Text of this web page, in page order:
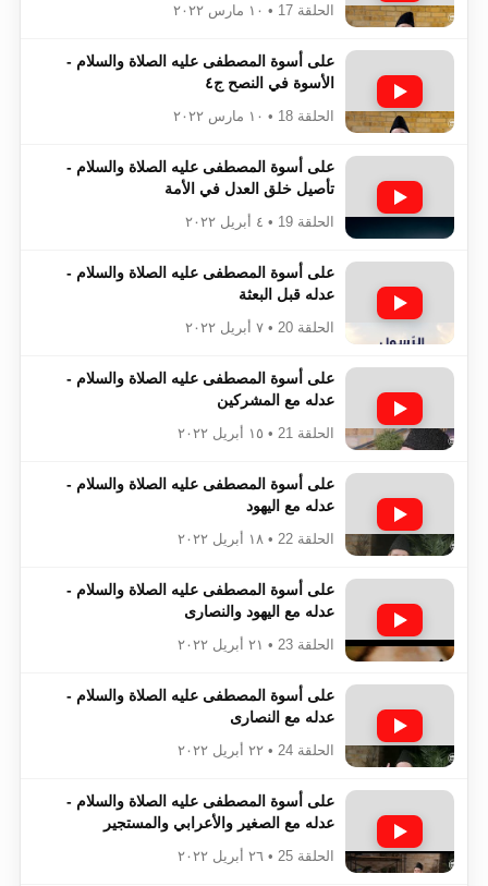
الحلقة 17 • ١٠ مارس ٢٠٢٢
على أسوة المصطفى عليه الصلاة والسلام -
الأسوة في النصح ج٤
الحلقة 18 • ١٠ مارس ٢٠٢٢
على أسوة المصطفى عليه الصلاة والسلام -
تأصيل خلق العدل في الأمة
الحلقة 19 • ٤ أبريل ٢٠٢٢
على أسوة المصطفى عليه الصلاة والسلام -
عدله قبل البعثة
الحلقة 20 • ٧ أبريل ٢٠٢٢
على أسوة المصطفى عليه الصلاة والسلام -
عدله مع المشركين
الحلقة 21 • ١٥ أبريل ٢٠٢٢
على أسوة المصطفى عليه الصلاة والسلام -
عدله مع اليهود
الحلقة 22 • ١٨ أبريل ٢٠٢٢
على أسوة المصطفى عليه الصلاة والسلام -
عدله مع اليهود والنصارى
الحلقة 23 • ٢١ أبريل ٢٠٢٢
على أسوة المصطفى عليه الصلاة والسلام -
عدله مع النصارى
الحلقة 24 • ٢٢ أبريل ٢٠٢٢
على أسوة المصطفى عليه الصلاة والسلام -
عدله مع الصغير والأعرابي والمستجير
الحلقة 25 • ٢٦ أبريل ٢٠٢٢